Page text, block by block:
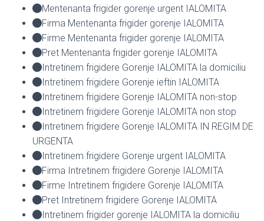
Mentenanta frigider gorenje urgent IALOMITA
Firma Mentenanta frigider gorenje IALOMITA
Firme Mentenanta frigider gorenje IALOMITA
Pret Mentenanta frigider gorenje IALOMITA
Intretinem frigidere Gorenje IALOMITA la domiciliu
Intretinem frigidere Gorenje ieftin IALOMITA
Intretinem frigidere Gorenje IALOMITA non-stop
Intretinem frigidere Gorenje IALOMITA non stop
Intretinem frigidere Gorenje IALOMITA IN REGIM DE
URGENTA
Intretinem frigidere Gorenje urgent IALOMITA
Firma Intretinem frigidere Gorenje IALOMITA
Firme Intretinem frigidere Gorenje IALOMITA
Pret Intretinem frigidere Gorenje IALOMITA
Intretinem frigider gorenje IALOMITA la domiciliu